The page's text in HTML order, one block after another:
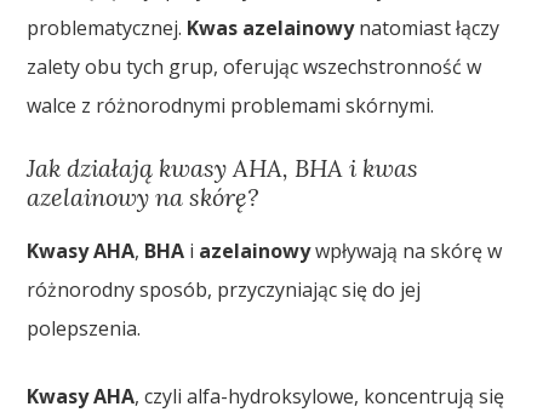
problematycznej. Kwas azelainowynatomiast łączy
zalety obu tych grup, oferując wszechstronność w
walce z różnorodnymi problemami skórnymi.
Jak działają kwasy AHA, BHA i kwas
azelainowy na skórę?
Kwasy AHA, BHA i azelainowywpływają na skórę w
różnorodny sposób, przyczyniając się do jej
polepszenia.
Kwasy AHA, czyli alfa-hydroksylowe, koncentrują się